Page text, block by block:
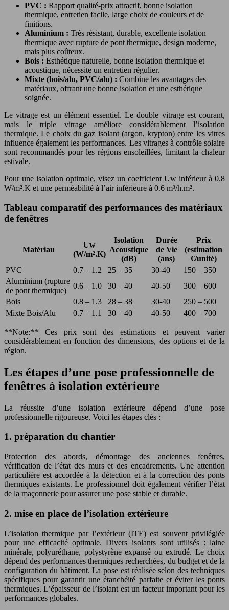
PVC : Rapport qualité-prix attractif, bonne isolation
thermique, entretien facile, large choix de couleurs et de
finitions.
Aluminium : Très résistant, durable, excellente isolation
thermique avec rupture de pont thermique, design moderne,
mais plus coûteux.
Bois : Esthétique naturelle, bonne isolation thermique et
acoustique, nécessite un entretien régulier.
Mixte (bois/alu, PVC/alu) : Combine les avantages des
matériaux, offrant une bonne isolation et une esthétique
soignée.
Le vitrage est un élément essentiel. Le double vitrage est courant,
mais le triple vitrage améliore considérablement l’isolation
thermique. Le choix du gaz isolant (argon, krypton) entre les vitres
influence également les performances. Les vitrages à contrôle solaire
sont recommandés pour les régions ensoleillées, limitant la chaleur
estivale.
Pour une isolation optimale, visez un coefficient Uw inférieur à 0.8
W/m².K et une perméabilité à l’air inférieure à 0.6 m³/h.m².
Tableau comparatif des performances des matériaux
de fenêtres
Matériau
Uw
(W/m².K)
Isolation
Acoustique
(dB)
Durée
de Vie
(ans)
Prix
(estimation
€/unité)
PVC
0.7 – 1.2 25 – 35 30-40
150 – 350
Aluminium (rupture
de pont thermique)
0.6 – 1.0 30 – 40 40-50
300 – 600
Bois
0.8 – 1.3 28 – 38 30-40
250 – 500
Mixte Bois/Alu
0.7 – 1.1 30 – 40 40-50 400 – 700
**Note:** Ces prix sont des estimations et peuvent varier
considérablement en fonction des dimensions, des options et de la
région.
Les étapes d’une pose professionnelle de
fenêtres à isolation extérieure
La réussite d’une isolation extérieure dépend d’une pose
professionnelle rigoureuse. Voici les étapes clés :
1. préparation du chantier
Protection des abords, démontage des anciennes fenêtres,
vérification de l’état des murs et des encadrements. Une attention
particulière est accordée à la détection et à la correction des ponts
thermiques existants. Le professionnel doit également vérifier l’état
de la maçonnerie pour assurer une pose stable et durable.
2. mise en place de l’isolation extérieure
L’isolation thermique par l’extérieur (ITE) est souvent privilégiée
pour une efficacité optimale. Divers isolants sont utilisés : laine
minérale, polyuréthane, polystyrène expansé ou extrudé. Le choix
dépend des performances thermiques recherchées, du budget et de la
configuration du bâtiment. La pose est réalisée selon des techniques
spécifiques pour garantir une étanchéité parfaite et éviter les ponts
thermiques. L’épaisseur de l’isolant est un facteur important pour les
performances globales.